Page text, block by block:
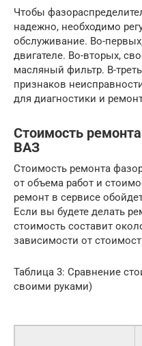
Чтобы
надежно, необходимо
обслуживание. Во-
двигателе. Во-вторых,
масляный фильтр. В-
признаков
для диагностики и
Стоимость
ВАЗ
Стоимость ремонта
от объема работ и
ремонт в сервисе
Если вы будете делать
стоимость составит
зависимости от
Таблица 3: Сравнение
своими руками)